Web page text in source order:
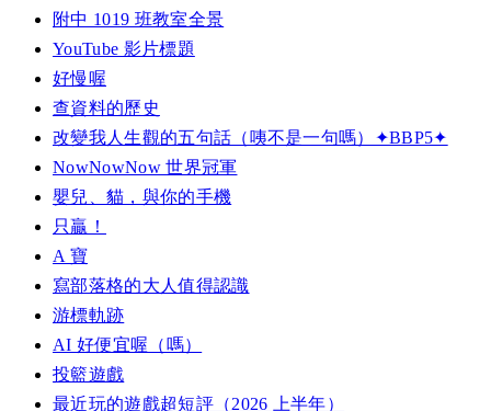
附中 1019 班教室全景
YouTube 影片標題
好慢喔
查資料的歷史
改變我人生觀的五句話（咦不是一句嗎）✦BBP5✦
NowNowNow 世界冠軍
嬰兒、貓，與你的手機
只贏！
A 寶
寫部落格的大人值得認識
游標軌跡
AI 好便宜喔（嗎）
投籃遊戲
最近玩的遊戲超短評（2026 上半年）